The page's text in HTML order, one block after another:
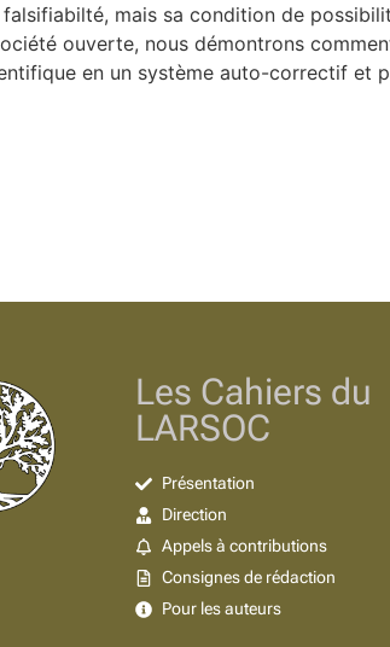
mais sa condition de
ouverte, nous démontrons
en un système auto-correctif et
Les Cahiers du
LARSOC
Présentation
Direction
Appels à contributions
Consignes de rédaction
Pour les auteurs